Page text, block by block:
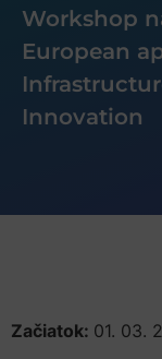
Workshop
European
Innovation
Začiatok: 01. 03.